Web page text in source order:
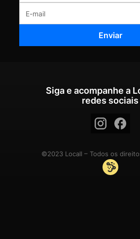
Siga e acompanhe a
redes sociais
©2023 Locall – Todos os